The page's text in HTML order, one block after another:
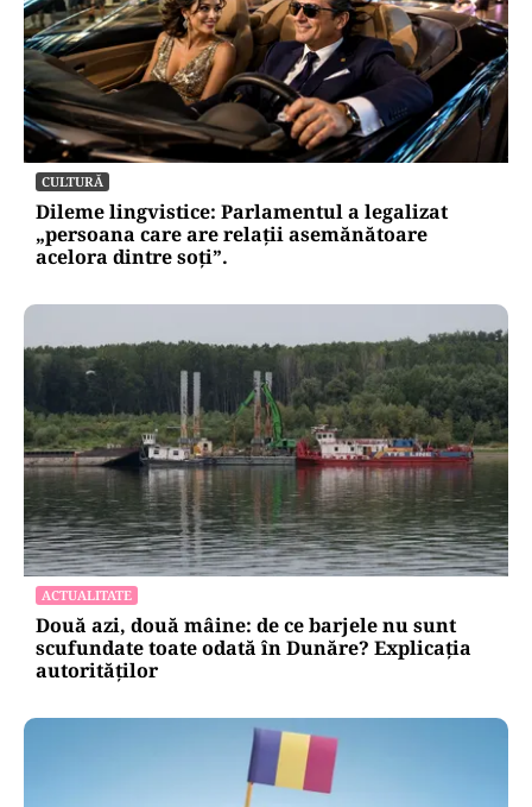
CULTURĂ
Dileme lingvistice: Parlamentul a legalizat
„persoana care are relații asemănătoare
acelora dintre soți”.
ACTUALITATE
Două azi, două mâine: de ce barjele nu sunt
scufundate toate odată în Dunăre? Explicația
autorităților